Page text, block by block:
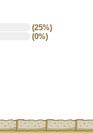
(25%)
(0%)